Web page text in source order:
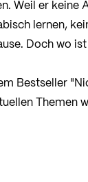
Weil er keine
lernen,
Doch wo
Bestseller
Themen